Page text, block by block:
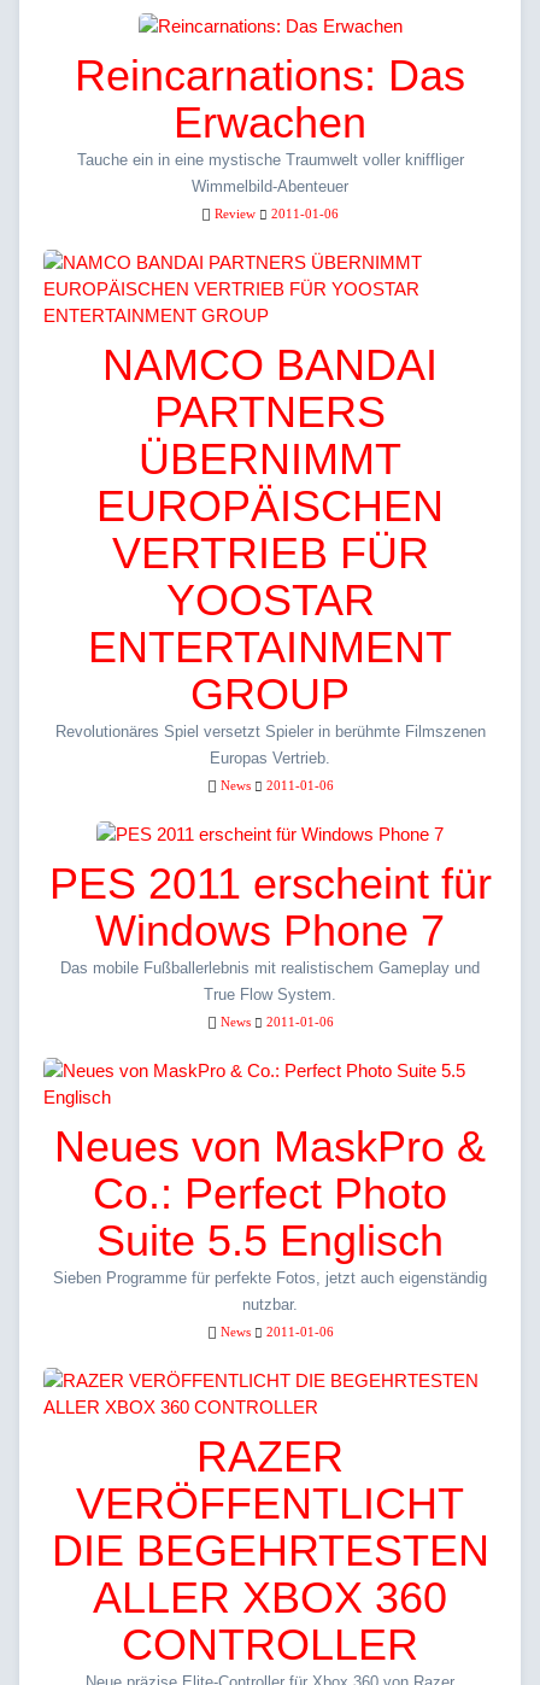
Reincarnations: Das
Erwachen
Tauche ein in eine mystische Traumwelt voller kniffliger
Wimmelbild-Abenteuer
Review 2011-01-06
NAMCO BANDAI
PARTNERS
ÜBERNIMMT
EUROPÄISCHEN
VERTRIEB FÜR
YOOSTAR
ENTERTAINMENT
GROUP
Revolutionäres Spiel versetzt Spieler in berühmte Filmszenen
Europas Vertrieb.
News 2011-01-06
PES 2011 erscheint für
Windows Phone 7
Das mobile Fußballerlebnis mit realistischem Gameplay und
True Flow System.
News 2011-01-06
Neues von MaskPro &
Co.: Perfect Photo
Suite 5.5 Englisch
Sieben Programme für perfekte Fotos, jetzt auch eigenständig
nutzbar.
News 2011-01-06
RAZER
VERÖFFENTLICHT
DIE BEGEHRTESTEN
ALLER XBOX 360
CONTROLLER